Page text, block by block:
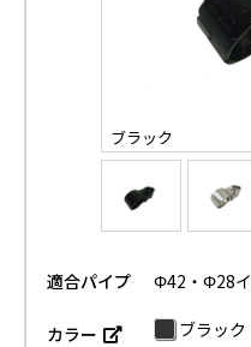
ブラック
適合パイプ Φ42・Φ28
カラー ブラック